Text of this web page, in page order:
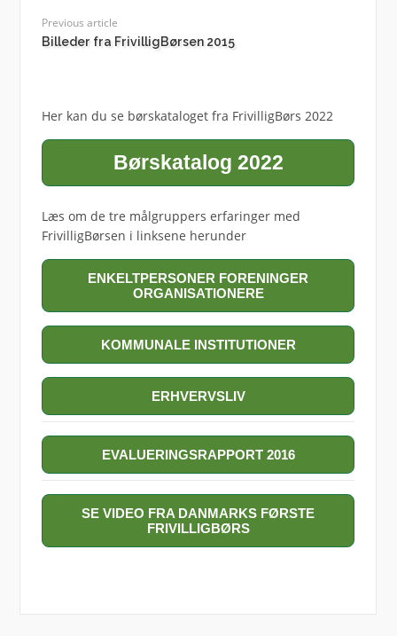
Previous article
Billeder fra FrivilligBørsen 2015
Her kan du se børskataloget fra FrivilligBørs 2022
Børskatalog 2022
Læs om de tre målgruppers erfaringer med
FrivilligBørsen i linksene herunder
ENKELTPERSONER FORENINGER
ORGANISATIONERE
KOMMUNALE INSTITUTIONER
ERHVERVSLIV
EVALUERINGSRAPPORT 2016
SE VIDEO FRA DANMARKS FØRSTE
FRIVILLIGBØRS